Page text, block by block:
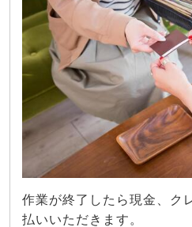
作業が終了したら現金、ク
払いいただきます。